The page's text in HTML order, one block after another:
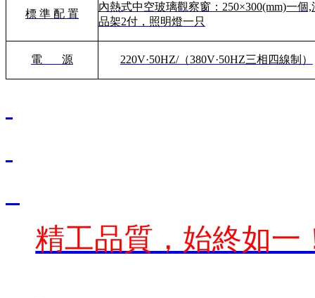
標 準 配 置
內熱式中空玻璃觀察窗： 250×300(mm)一個
品架2付，照明燈一只
電 源 220V·50HZ/（380V·50HZ三相四線制）
精工品質，始終如一